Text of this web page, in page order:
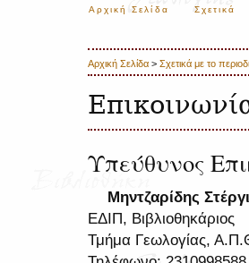
Αρχική Σελίδα Σχετικά
Αρχική Σελίδα > Σχετικά με το
Υπεύθυνος
Μηντζαρίδης
ΕΔΙΠ, Βιβλιοθηκάριος
Τμήμα Γεωλογίας,